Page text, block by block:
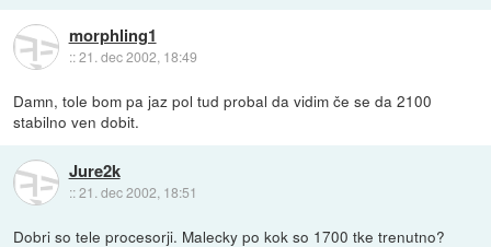
morphling1
::21. dec 2002, 18:49
Damn, tole bom pa jaz pol tud probal da vidim če se da 2100
stabilno ven dobit.
Jure2k
::21. dec 2002, 18:51
Dobri so tele procesorji. Malecky po kok so 1700 tke trenutno?